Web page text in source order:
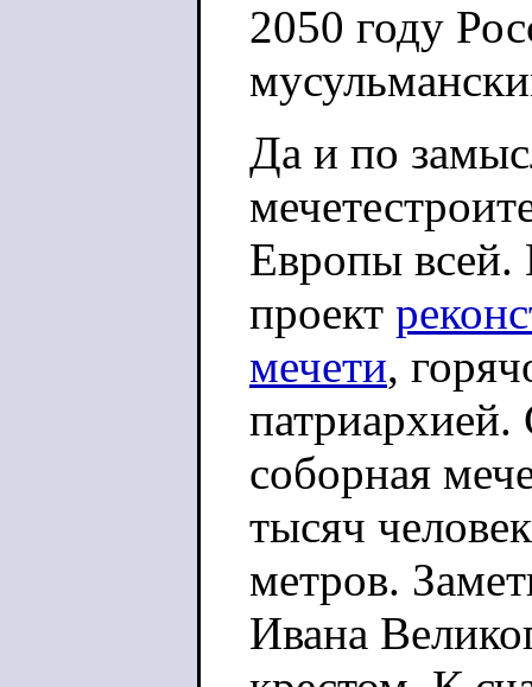
2050 году
Да и по
Европы всей.
проект
мечети,
патриархией.
соборная
тысяч
метров.
Ивана